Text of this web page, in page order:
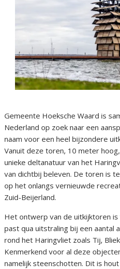
Gemeente Hoeksche Waard is
Nederland op zoek naar een
naam voor een heel bijzondere
Vanuit deze toren, 10 meter
unieke deltanatuur van het
van dichtbij beleven. De toren is
op het onlangs vernieuwde
Zuid-Beijerland.
Het ontwerp van de uitkijktoren is
past qua uitstraling bij een aantal
rond het Haringvliet zoals Tij,
Kenmerkend voor al deze
namelijk steenschotten. Dit is